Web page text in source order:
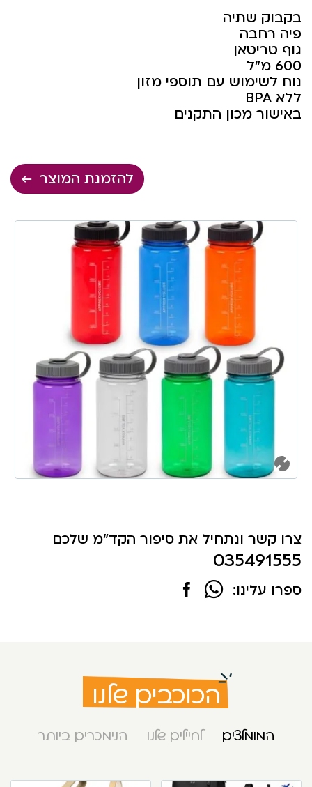
בקבוק שתיה
פיה רחבה
גוף טריטאן
600 מ”ל
נוח לשימוש עם תוספי מזון
ללא BPA
באישור מכון התקנים
להזמנת המוצר
צרו קשר ונתחיל את סיפור הקד"מ שלכם
035491555
ספרו עלינו:
הכוכבים שלנו
המומלצים לחיילים שלנו הנימכרים ביותר